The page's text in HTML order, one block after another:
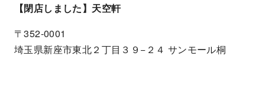
【閉店しました】天空軒
〒352-0001
埼玉県新座市東北２丁目３９−２４ サンモール桐